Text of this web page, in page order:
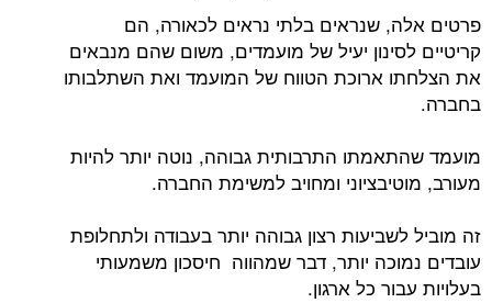
פרטים אלה, שנראים בלתי נראים לכאורה, הם
קריטיים לסינון יעיל של מועמדים, משום שהם מנבאים
את הצלחתו ארוכת הטווח של המועמד ואת השתלבותו
בחברה.
מועמד שהתאמתו התרבותית גבוהה, נוטה יותר להיות
מעורב, מוטיבציוני ומחויב למשימת החברה.
זה מוביל לשביעות רצון גבוהה יותר בעבודה ולתחלופת
עובדים נמוכה יותר, דבר שמהווה חיסכון משמעותי
בעלויות עבור כל ארגון.